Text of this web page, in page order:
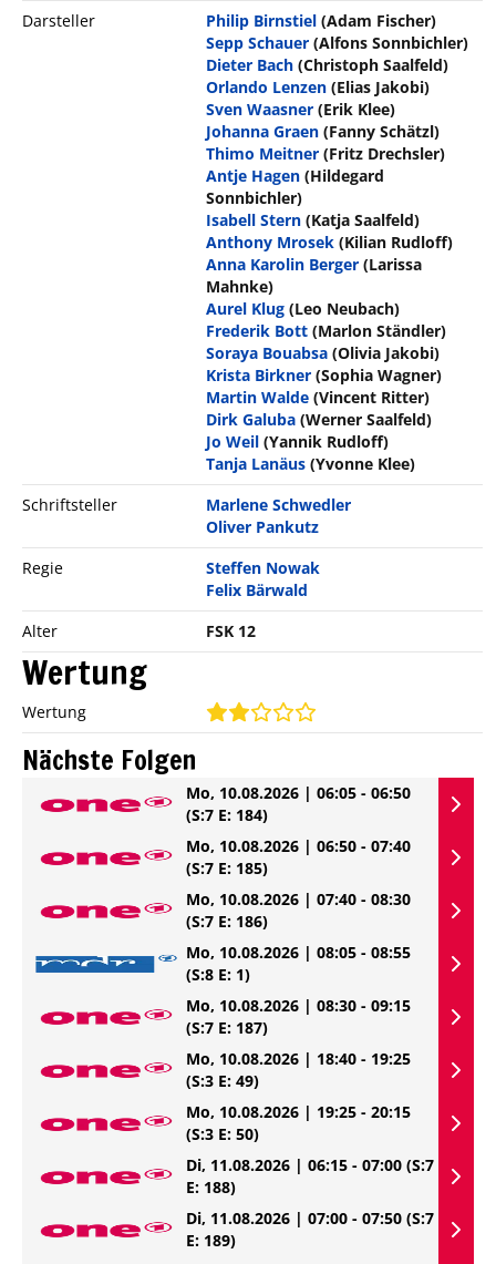
Darsteller
Philip Birnstiel (Adam Fischer)
Sepp Schauer (Alfons Sonnbichler)
Dieter Bach (Christoph Saalfeld)
Orlando Lenzen (Elias Jakobi)
Sven Waasner (Erik Klee)
Johanna Graen (Fanny Schätzl)
Thimo Meitner (Fritz Drechsler)
Antje Hagen (Hildegard
Sonnbichler)
Isabell Stern (Katja Saalfeld)
Anthony Mrosek (Kilian Rudloff)
Anna Karolin Berger (Larissa
Mahnke)
Aurel Klug (Leo Neubach)
Frederik Bott (Marlon Ständler)
Soraya Bouabsa (Olivia Jakobi)
Krista Birkner (Sophia Wagner)
Martin Walde (Vincent Ritter)
Dirk Galuba (Werner Saalfeld)
Jo Weil (Yannik Rudloff)
Tanja Lanäus (Yvonne Klee)
Schriftsteller
Marlene Schwedler
Oliver Pankutz
Regie
Steffen Nowak
Felix Bärwald
Alter
FSK 12
Wertung
Wertung
Nächste Folgen
Mo, 10.08.2026 | 06:05 - 06:50
(S:7 E: 184)
Mo, 10.08.2026 | 06:50 - 07:40
(S:7 E: 185)
Mo, 10.08.2026 | 07:40 - 08:30
(S:7 E: 186)
Mo, 10.08.2026 | 08:05 - 08:55
(S:8 E: 1)
Mo, 10.08.2026 | 08:30 - 09:15
(S:7 E: 187)
Mo, 10.08.2026 | 18:40 - 19:25
(S:3 E: 49)
Mo, 10.08.2026 | 19:25 - 20:15
(S:3 E: 50)
Di, 11.08.2026 | 06:15 - 07:00 (S:7
E: 188)
Di, 11.08.2026 | 07:00 - 07:50 (S:7
E: 189)